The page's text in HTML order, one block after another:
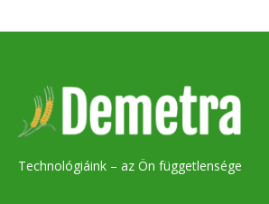
Technológiáink – az Ön függetlensége